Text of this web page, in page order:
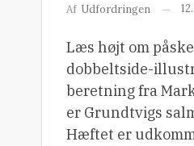
Af Udfordringen
Læs højt om
dobbeltside-
beretning fra
er Grundtvigs
Hæftet er